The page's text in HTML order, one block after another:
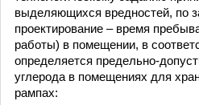
выделяющихся вредностей, по
проектирование – время
работы) в помещении, в
определяется предельно-
углерода в помещениях для
рампах: